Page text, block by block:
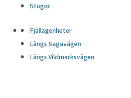
Stugor
Fjällägenheter
Längs Sagavägen
Längs Vildmarksvägen